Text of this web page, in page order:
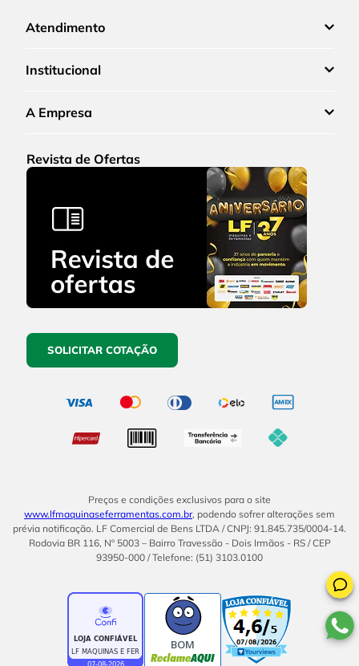
Atendimento
Institucional
A Empresa
Revista de Ofertas
SOLICITAR COTAÇÃO
Preços e condições exclusivos para o site
www.lfmaquinaseferramentas.com.br, podendo sofrer alterações sem
prévia notificação. LF Comercial de Bens LTDA / CNPJ: 91.845.735/0004-14.
Rodovia BR 116, Nº 5003 – Bairro Travessão - Dois Irmãos - RS / CEP
93950-000 / Telefone: (51) 3103.0100
BOM